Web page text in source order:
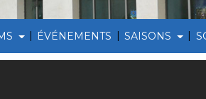
| ÉVÉNEMENTS | SAISONS |